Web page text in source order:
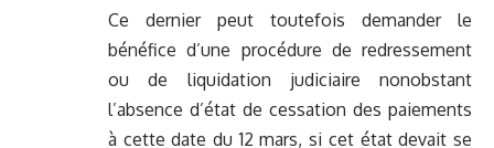
Ce dernier peut toutefois demander le
bénéfice d’une procédure de redressement
ou de liquidation judiciaire nonobstant
l’absence d’état de cessation des paiements
à cette date du 12 mars, si cet état devait se